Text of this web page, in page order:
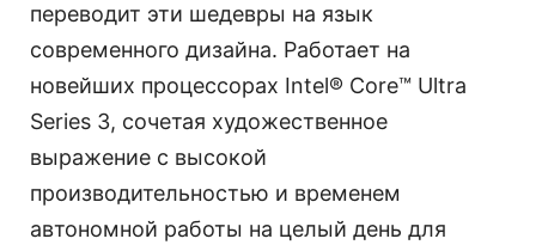
переводит эти шедевры на язык
современного дизайна. Работает на
новейших процессорах Intel® Core™ Ultra
Series 3, сочетая художественное
выражение с высокой
производительностью и временем
автономной работы на целый день для